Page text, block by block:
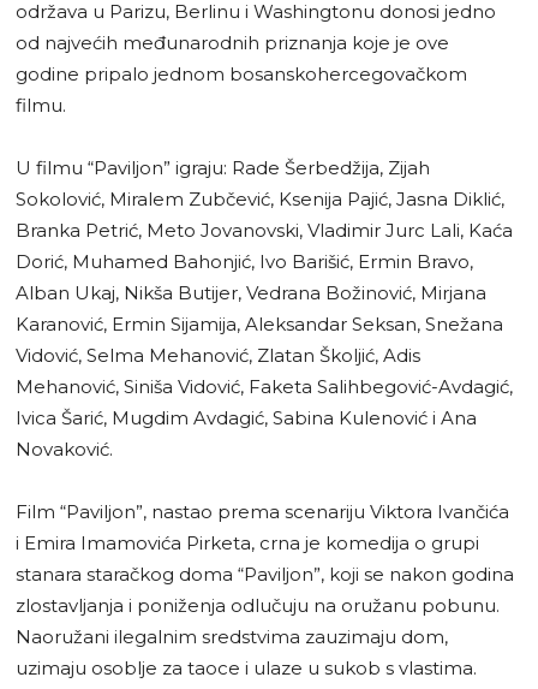
održava u Parizu, Berlinu i Washingtonu donosi jedno
od najvećih međunarodnih priznanja koje je ove
godine pripalo jednom bosanskohercegovačkom
filmu.
U filmu “Paviljon” igraju: Rade Šerbedžija, Zijah
Sokolović, Miralem Zubčević, Ksenija Pajić, Jasna Diklić,
Branka Petrić, Meto Jovanovski, Vladimir Jurc Lali, Kaća
Dorić, Muhamed Bahonjić, Ivo Barišić, Ermin Bravo,
Alban Ukaj, Nikša Butijer, Vedrana Božinović, Mirjana
Karanović, Ermin Sijamija, Aleksandar Seksan, Snežana
Vidović, Selma Mehanović, Zlatan Školjić, Adis
Mehanović, Siniša Vidović, Faketa Salihbegović-Avdagić,
Ivica Šarić, Mugdim Avdagić, Sabina Kulenović i Ana
Novaković.
Film “Paviljon”, nastao prema scenariju Viktora Ivančića
i Emira Imamovića Pirketa, crna je komedija o grupi
stanara staračkog doma “Paviljon”, koji se nakon godina
zlostavljanja i poniženja odlučuju na oružanu pobunu.
Naoružani ilegalnim sredstvima zauzimaju dom,
uzimaju osoblje za taoce i ulaze u sukob s vlastima.